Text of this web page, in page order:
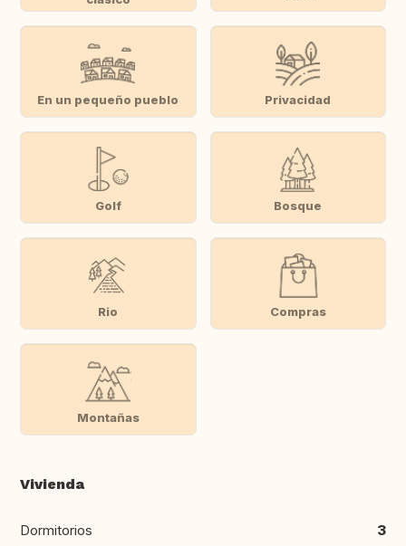
En un pequeño pueblo Privacidad
Golf Bosque
Rio Compras
Montañas
Vivienda
Dormitorios 3